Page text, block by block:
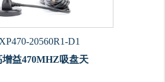
20560R1-D1
增益470MHZ吸盘天